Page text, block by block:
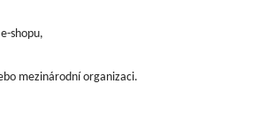
shopu,
mezinárodní organizaci.